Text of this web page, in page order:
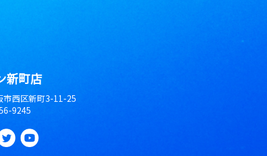
新町店
市西区新町3-11-25
9245